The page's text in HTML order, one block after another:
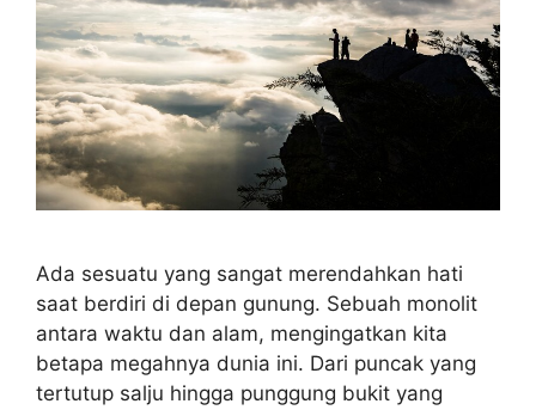
Ada sesuatu yang sangat merendahkan hati
saat berdiri di depan gunung. Sebuah monolit
antara waktu dan alam, mengingatkan kita
betapa megahnya dunia ini. Dari puncak yang
tertutup salju hingga punggung bukit yang